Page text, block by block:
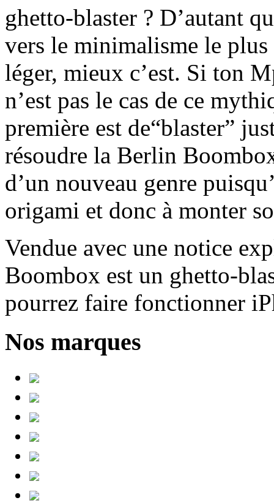
ghetto-blaster ? D’autant
vers le minimalisme le
léger, mieux c’est. Si ton
n’est pas le cas de ce
première est de“blaster”
résoudre la Berlin
d’un nouveau genre
origami et donc à monter
Vendue avec une notice
Boombox est un ghetto-
pourrez faire fonctionner
Nos marques